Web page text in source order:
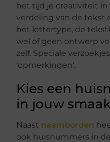
het tijd je creativiteit
verdeling van de tekst
het lettertype, de
wel of geen ontwerp
zelf. Speciale
‘opmerkingen’.
Kies een
in jouw
Naast naamborden
ook huisnummers in